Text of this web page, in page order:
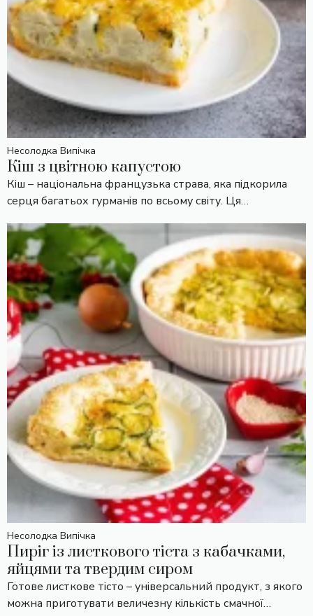
Несолодка Випічка
Кіш з цвітною капустою
Кіш – національна французька страва, яка підкорила
серця багатьох гурманів по всьому світу. Ця…
Несолодка Випічка
Пиріг із листкового тіста з кабачками,
яйцями та твердим сиром
Готове листкове тісто – універсальний продукт, з якого
можна приготувати величезну кількість смачної…